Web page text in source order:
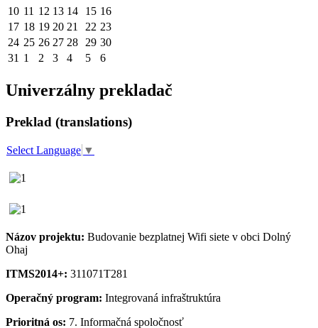
10 11 12 13 14 15 16
17 18 19 20 21 22 23
24 25 26 27 28 29 30
31 1 2 3 4 5 6
Univerzálny prekladač
Preklad (translations)
Select Language ▼
Názov projektu: Budovanie bezplatnej Wifi siete v obci Dolný
Ohaj
ITMS2014+: 311071T281
Operačný program: Integrovaná infraštruktúra
Prioritná os: 7. Informačná spoločnosť